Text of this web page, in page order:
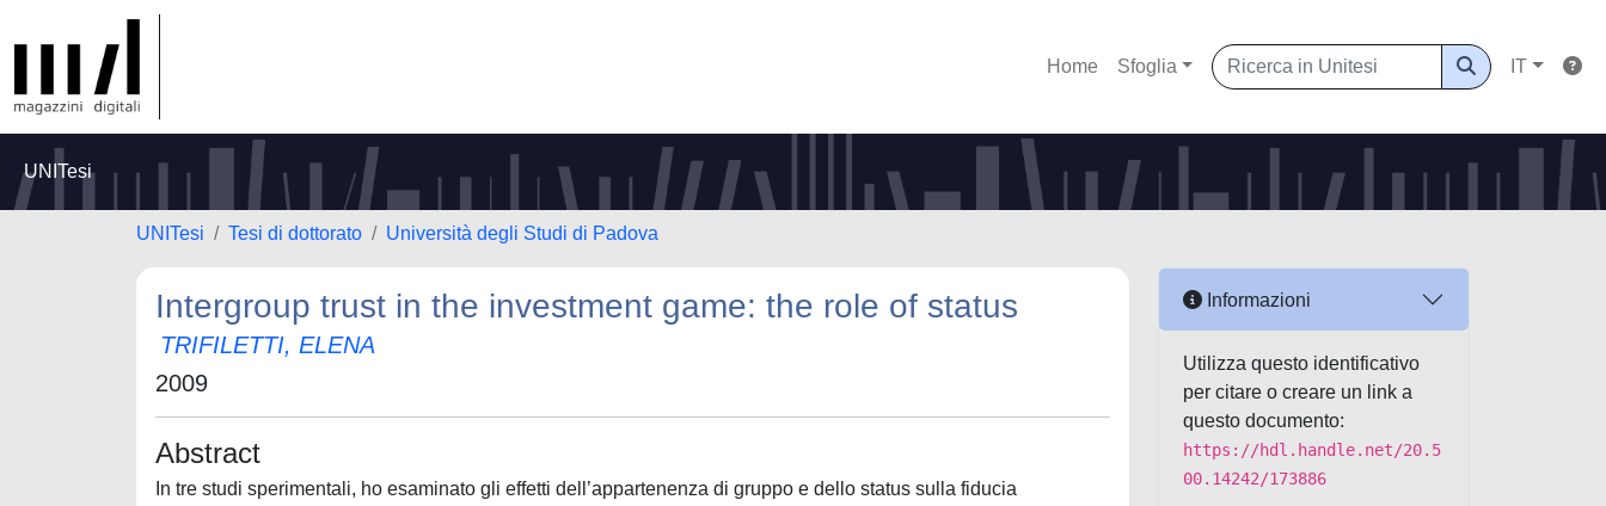
Home Sfoglia IT
UNITesi
UNITesi Tesi di dottorato Università degli Studi di Padova
Intergroup trust in the investment game: the role of status
TRIFILETTI, ELENA
2009
Abstract
In tre studi sperimentali, ho esaminato gli effetti dell’appartenenza di gruppo e dello status sulla fiducia
Informazioni
Utilizza questo identificativo
per citare o creare un link a
questo documento:
https://hdl.handle.net/20.5
00.14242/173886